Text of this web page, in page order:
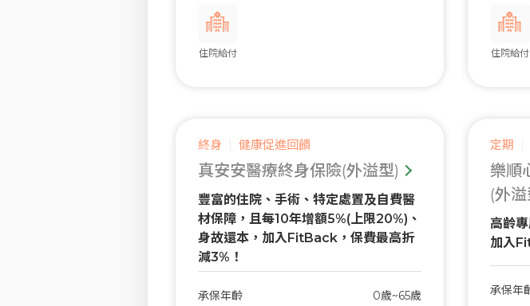
住院給付 住院給付
終身 健康促進回饋
真安安醫療終身保險(外溢型)
豐富的住院、手術、特定處置及自費醫
材保障，且每10年增額5%(上限20%)、
身故還本，加入FitBack，保費最高折
減3%！
承保年齡
0歲~65歲
定期
樂順
(外溢
高齡
加入
承保年